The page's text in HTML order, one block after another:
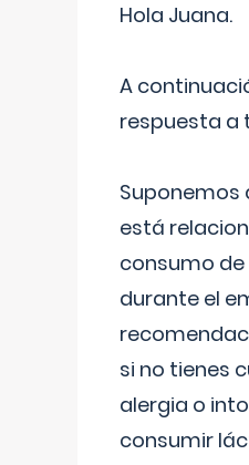
Hola Juana.
A
respuesta a
Suponemos
está
consumo
durante el
si no tienes
alergia o
consumir